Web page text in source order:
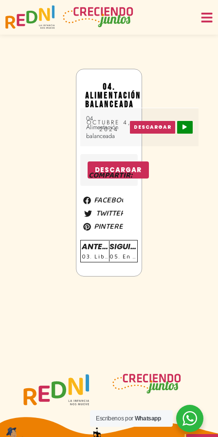
04.
ALIMENTACIÓN
BALANCEADA
OCTUBRE 4,
2024
04
Alimentación
balanceada
DESCARGAR
DESCARGAR
COMPARTIR:
FACEBOOK
TWITTER
PINTEREST
ANTERIOR
03. Libre movimiento
SIGUIENTE
05. En casa trabajamos en equipo
Escribenos porWhatsapp